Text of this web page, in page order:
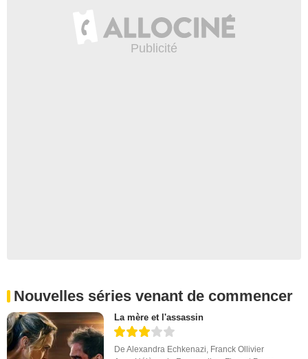
Nouvelles séries venant de commencer
La mère et l'assassin
DeAlexandra Echkenazi, Franck Ollivier